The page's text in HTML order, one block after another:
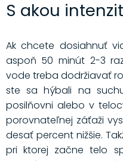
S akou
Ak chcete dosiahnuť
aspoň 50 minút 2-3
vode treba dodržiavať
ste sa hýbali na
posilňovni alebo v
porovnateľnej záťaži
desať percent nižšie.
pri ktorej začne telo